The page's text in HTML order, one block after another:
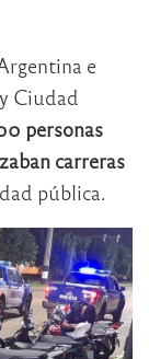
e
Ciudad
personas
carreras
pública.